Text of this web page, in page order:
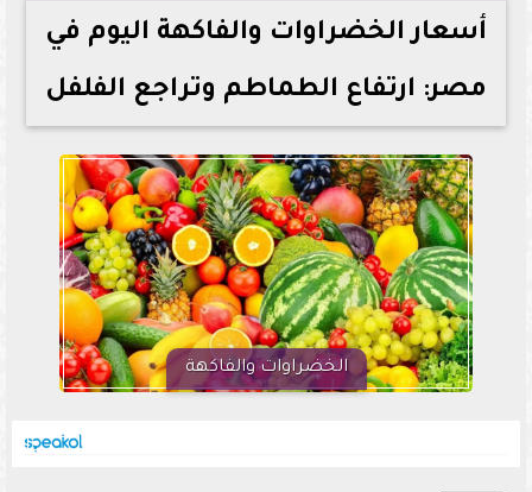
أسعار الخضراوات والفاكهة اليوم في
مصر: ارتفاع الطماطم وتراجع الفلفل
الخضراوات والفاكهة